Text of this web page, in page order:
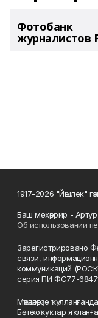
Фотобанк
журналистов
1917-2026 "Йәшлек"
Баш мөхәррир - Артур
Об использовании
Зарегистрировано
связи,
коммуникаций
серия ПИ ФС77-
Мәҡәләләрҙе
Бөтә хоҡуҡтар